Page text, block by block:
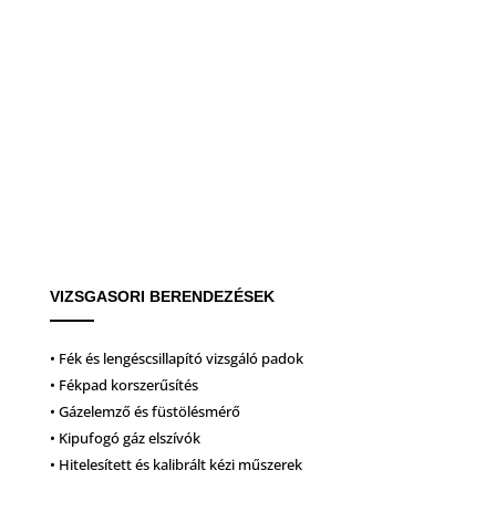
VIZSGASORI BERENDEZÉSEK
• Fék és lengéscsillapító vizsgáló padok
• Fékpad korszerűsítés
• Gázelemző és füstölésmérő
• Kipufogó gáz elszívók
• Hitelesített és kalibrált kézi műszerek